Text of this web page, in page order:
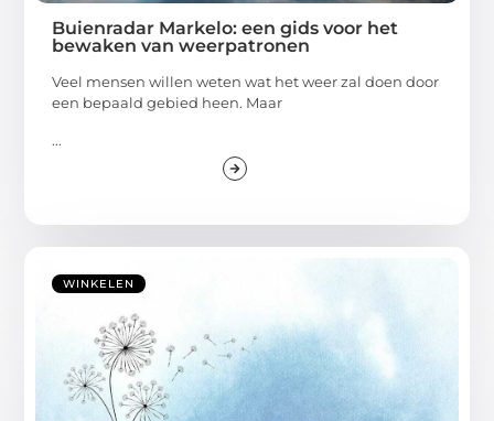
Buienradar Markelo: een gids voor het
bewaken van weerpatronen
Veel mensen willen weten wat het weer zal doen door
een bepaald gebied heen. Maar
...
WINKELEN